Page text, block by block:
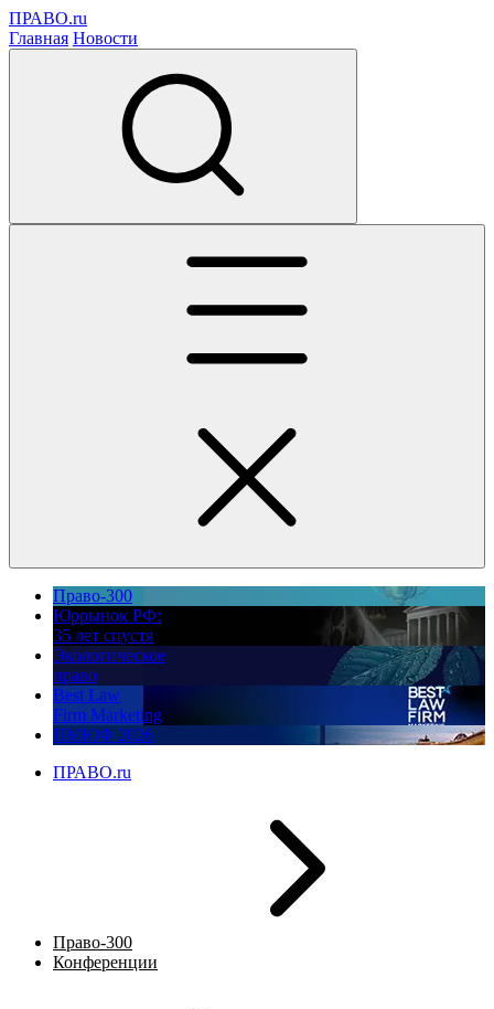
ПРАВО.ru
Главная Новости
Право-300
Юррынок РФ:
35 лет спустя
Экологическое
право
Best Law
Firm Marketing
ПМЮФ 2026
ПРАВО.ru
Право-300
Конференции